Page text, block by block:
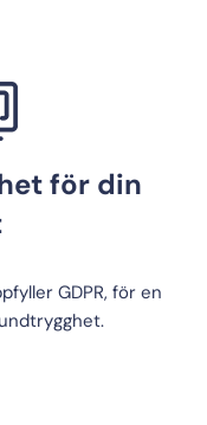
för din
GDPR, för en